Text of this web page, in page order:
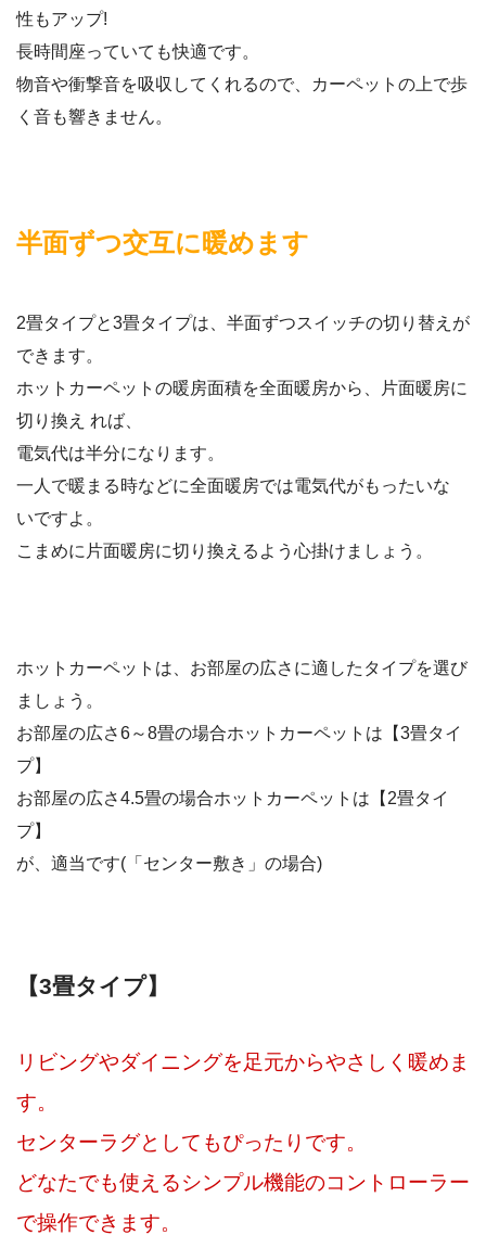
性もアップ!
長時間座っていても快適です。
物音や衝撃音を吸収してくれるので、カーペットの上で歩
く音も響きません。
半面ずつ交互に暖めます
2畳タイプと3畳タイプは、半面ずつスイッチの切り替えが
できます。
ホットカーペットの暖房面積を全面暖房から、片面暖房に
切り換え れば、
電気代は半分になります。
一人で暖まる時などに全面暖房では電気代がもったいな
いですよ。
こまめに片面暖房に切り換えるよう心掛けましょう。
ホットカーペットは、お部屋の広さに適したタイプを選び
ましょう。
お部屋の広さ6～8畳の場合ホットカーペットは【3畳タイ
プ】
お部屋の広さ4.5畳の場合ホットカーペットは【2畳タイ
プ】
が、適当です(「センター敷き」の場合)
【3畳タイプ】
リビングやダイニングを足元からやさしく暖めま
す。
センターラグとしてもぴったりです。
どなたでも使えるシンプル機能のコントローラー
で操作できます。